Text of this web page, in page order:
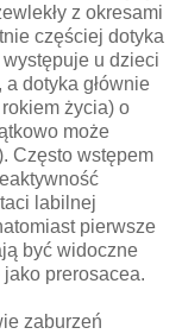
z okresami
częściej dotyka
u dzieci
dotyka głównie
życia) o
może
Często wstępem
labilnej
pierwsze
być widoczne
prerosacea.
zaburzeń